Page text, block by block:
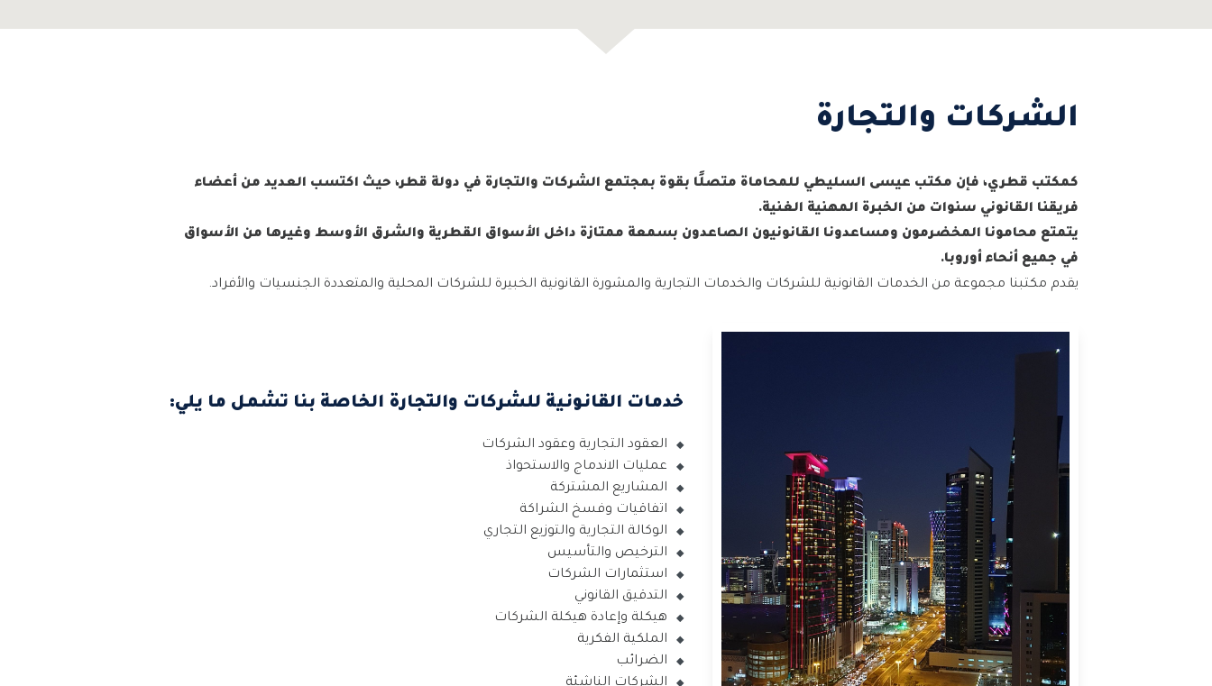
الشركات والتجارة
كمكتب قطري، فإن مكتب عيسى السليطي للمحاماة متصلًا بقوة بمجتمع الشركات والتجارة في دولة قطر، حيث اكتسب العديد من أعضاء
فريقنا القانوني سنوات من الخبرة المهنية الغنية.
يتمتع محامونا المخضرمون ومساعدونا القانونيون الصاعدون بسمعة ممتازة داخل الأسواق القطرية والشرق الأوسط وغيرها من الأسواق
في جميع أنحاء أوروبا.
يقدم مكتبنا مجموعة من الخدمات القانونية للشركات والخدمات التجارية والمشورة القانونية الخبيرة للشركات المحلية والمتعددة الجنسيات والأفراد.
خدمات القانونية للشركات والتجارة الخاصة بنا تشمل ما يلي:
العقود التجارية وعقود الشركات
عمليات الاندماج والاستحواذ
المشاريع المشتركة
اتفاقيات وفسخ الشراكة
الوكالة التجارية والتوزيع التجاري
الترخيص والتأسيس
استثمارات الشركات
التدقيق القانوني
هيكلة وإعادة هيكلة الشركات
الملكية الفكرية
الضرائب
الشركات الناشئة